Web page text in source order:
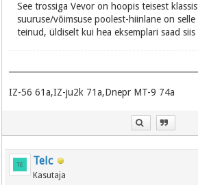
See trossiga Vevor on hoopis teisest
suuruse/võimsuse poolest-hiinlane on selle
teinud, üldiselt kui hea eksemplari saad
IZ-56 61a,IZ-ju2k 71a,Dnepr MT-9 74a
Telc
Kasutaja